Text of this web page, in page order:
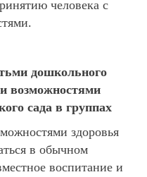
человека с
дошкольного
возможностями
сада в группах
здоровья
в обычном
воспитание и